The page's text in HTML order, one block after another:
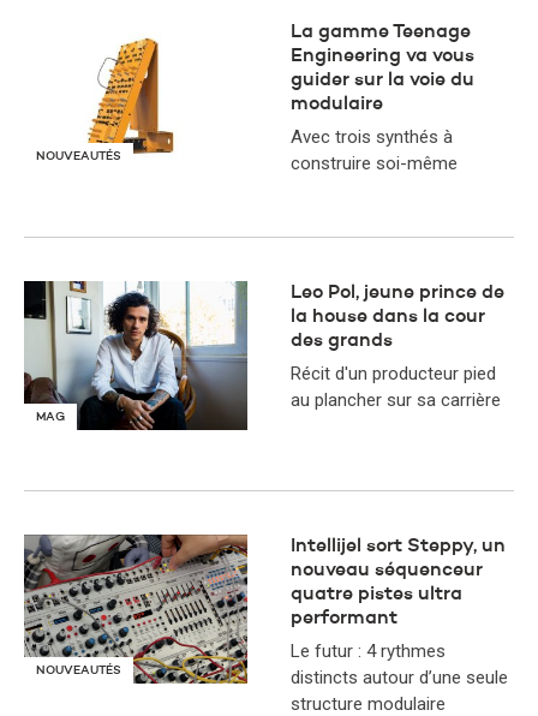
NOUVEAUTÉS
La gamme Teenage
Engineering va vous
guider sur la voie du
modulaire
Avec trois synthés à
construire soi-même
MAG
Leo Pol, jeune prince de
la house dans la cour
des grands
Récit d'un producteur pied
au plancher sur sa carrière
NOUVEAUTÉS
​Intellijel sort Steppy, un
nouveau séquenceur
quatre pistes ultra
performant
Le futur : 4 rythmes
distincts autour d’une seule
structure modulaire